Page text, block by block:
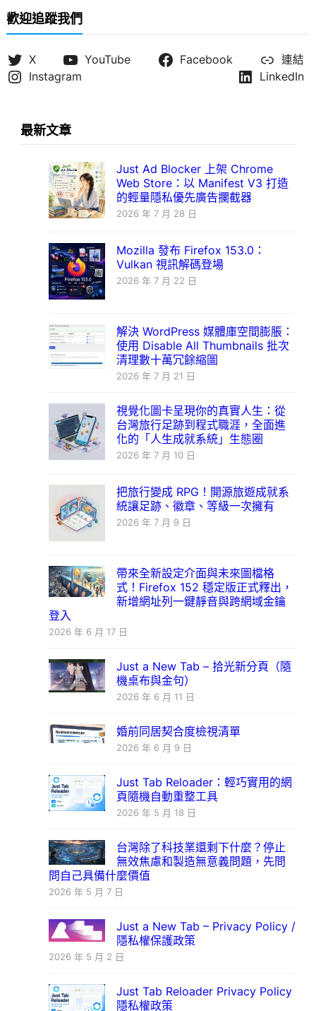
歡迎追蹤我們
X YouTube Facebook
連結
Instagram
LinkedIn
最新文章
Just Ad Blocker 上架 Chrome
Web Store：以 Manifest V3 打造
的輕量隱私優先廣告攔截器
2026 年 7 月 28 日
Mozilla 發布 Firefox 153.0：
Vulkan 視訊解碼登場
2026 年 7 月 22 日
解決 WordPress 媒體庫空間膨脹：
使用 Disable All Thumbnails 批次
清理數十萬冗餘縮圖
2026 年 7 月 21 日
視覺化圖卡呈現你的真實人生：從
台灣旅行足跡到程式職涯，全面進
化的「人生成就系統」生態圈
2026 年 7 月 10 日
把旅行變成 RPG！開源旅遊成就系
統讓足跡、徽章、等級一次擁有
2026 年 7 月 9 日
帶來全新設定介面與未來圖檔格
式！Firefox 152 穩定版正式釋出，
新增網址列一鍵靜音與跨網域金鑰
登入
2026 年 6 月 17 日
Just a New Tab – 拾光新分頁（隨
機桌布與金句）
2026 年 6 月 11 日
婚前同居契合度檢視清單
2026 年 6 月 9 日
Just Tab Reloader：輕巧實用的網
頁隨機自動重整工具
2026 年 5 月 18 日
台灣除了科技業還剩下什麼？停止
無效焦慮和製造無意義問題，先問
問自己具備什麼價值
2026 年 5 月 7 日
Just a New Tab – Privacy Policy /
隱私權保護政策
2026 年 5 月 2 日
Just Tab Reloader Privacy Policy
隱私權政策